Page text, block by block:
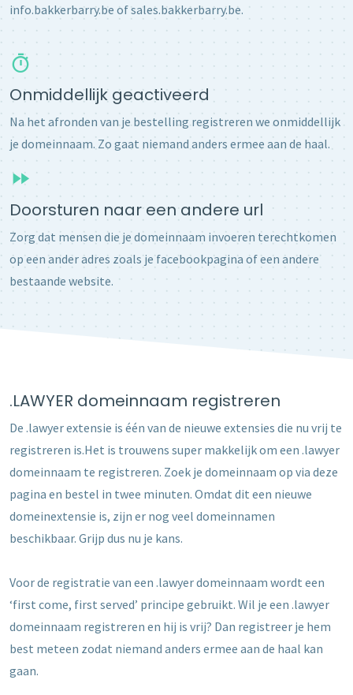
info.bakkerbarry.be of sales.bakkerbarry.be.
Onmiddellijk geactiveerd
Na het afronden van je bestelling registreren we onmiddellijk
je domeinnaam. Zo gaat niemand anders ermee aan de haal.
Doorsturen naar een andere url
Zorg dat mensen die je domeinnaam invoeren terechtkomen
op een ander adres zoals je facebookpagina of een andere
bestaande website.
.LAWYER domeinnaam registreren
De .lawyer extensie is één van de nieuwe extensies die nu vrij te
registreren is.Het is trouwens super makkelijk om een .lawyer
domeinnaam te registreren. Zoek je domeinnaam op via deze
pagina en bestel in twee minuten. Omdat dit een nieuwe
domeinextensie is, zijn er nog veel domeinnamen
beschikbaar. Grijp dus nu je kans.
Voor de registratie van een .lawyer domeinnaam wordt een
‘first come, first served’ principe gebruikt. Wil je een .lawyer
domeinnaam registreren en hij is vrij? Dan registreer je hem
best meteen zodat niemand anders ermee aan de haal kan
gaan.